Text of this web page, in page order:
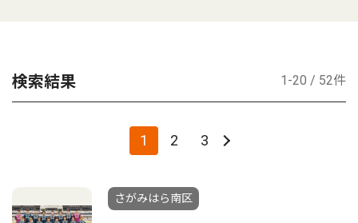
検索結果 1-20 / 52件
1 2 3
さがみはら南区